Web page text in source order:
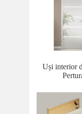
Uși interior